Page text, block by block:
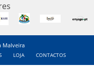
Malveira
LOJA CONTACTOS